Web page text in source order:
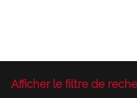
Afficher le filtre de